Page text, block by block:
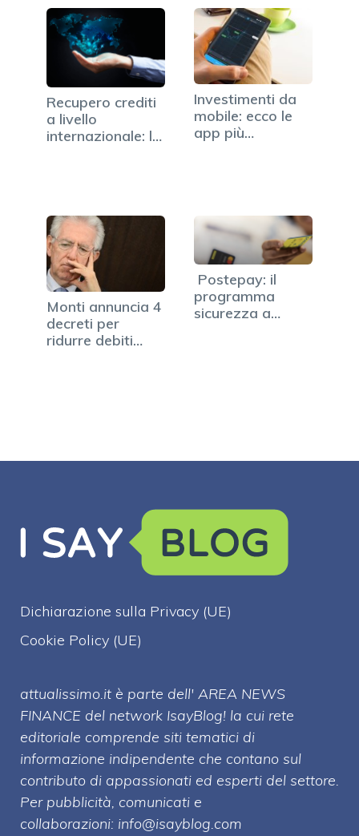
Recupero crediti
a livello
internazionale: la
Investimenti da
mobile: ecco le
app più
Monti annuncia 4
decreti per
ridurre debiti
Postepay: il
programma
sicurezza a
Dichiarazione sulla Privacy (UE)
Cookie Policy (UE)
attualissimo.it è parte dell' AREA NEWS
FINANCE del network IsayBlog! la cui rete
editoriale comprende siti tematici di
informazione indipendente che contano sul
contributo di appassionati ed esperti del settore.
Per pubblicità, comunicati e
collaborazioni: info@isayblog.com